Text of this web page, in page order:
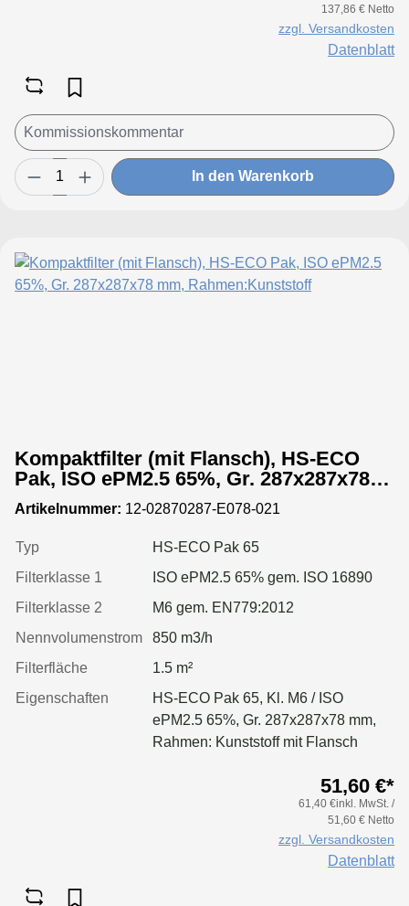
137,86 € Netto
zzgl. Versandkosten
Datenblatt
In den Warenkorb
Kompaktfilter (mit Flansch), HS-ECO
Pak, ISO ePM2.5 65%, Gr. 287x287x78
mm, Rahmen:Kunststoff
Artikelnummer: 12-02870287-E078-021
Typ
HS-ECO Pak 65
Filterklasse 1
ISO ePM2.5 65% gem. ISO 16890
Filterklasse 2
M6 gem. EN779:2012
Nennvolumenstrom
850 m3/h
Filterfläche
1.5 m²
Eigenschaften
HS-ECO Pak 65, Kl. M6 / ISO
ePM2.5 65%, Gr. 287x287x78 mm,
Rahmen: Kunststoff mit Flansch
51,60 €*
61,40 €inkl. MwSt. /
51,60 € Netto
zzgl. Versandkosten
Datenblatt